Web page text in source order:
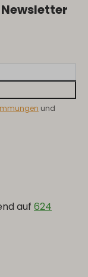
und
auf 624